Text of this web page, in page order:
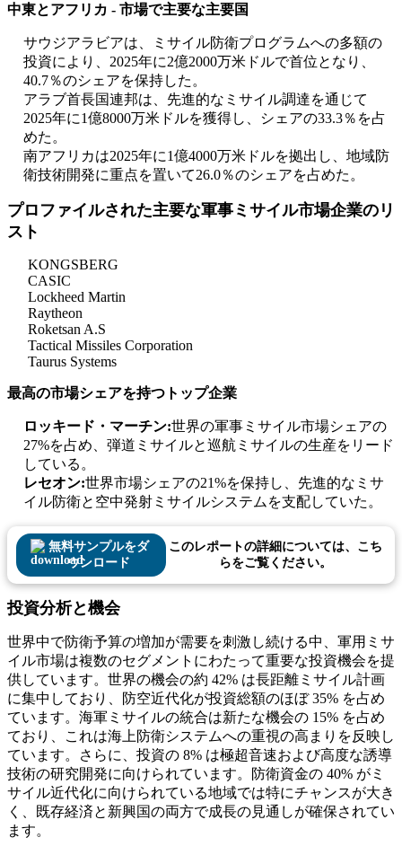
中東とアフリカ - 市場で主要な主要国
サウジアラビアは、ミサイル防衛プログラムへの多額の
投資により、2025年に2億2000万米ドルで首位となり、
40.7％のシェアを保持した。
アラブ首長国連邦は、先進的なミサイル調達を通じて
2025年に1億8000万米ドルを獲得し、シェアの33.3％を占
めた。
南アフリカは2025年に1億4000万米ドルを拠出し、地域防
衛技術開発に重点を置いて26.0％のシェアを占めた。
プロファイルされた主要な軍事ミサイル市場企業のリ
スト
KONGSBERG
CASIC
Lockheed Martin
Raytheon
Roketsan A.S
Tactical Missiles Corporation
Taurus Systems
最高の市場シェアを持つトップ企業
ロッキード・マーチン:世界の軍事ミサイル市場シェアの
27%を占め、弾道ミサイルと巡航ミサイルの生産をリード
している。
レセオン:世界市場シェアの21%を保持し、先進的なミサ
イル防衛と空中発射ミサイルシステムを支配していた。
無料サンプルをダ
ウンロード
このレポートの詳細については、こち
らをご覧ください。
投資分析と機会
世界中で防衛予算の増加が需要を刺激し続ける中、軍用ミサ
イル市場は複数のセグメントにわたって重要な投資機会を提
供しています。世界の機会の約 42% は長距離ミサイル計画
に集中しており、防空近代化が投資総額のほぼ 35% を占め
ています。海軍ミサイルの統合は新たな機会の 15% を占め
ており、これは海上防衛システムへの重視の高まりを反映し
ています。さらに、投資の 8% は極超音速および高度な誘導
技術の研究開発に向けられています。防衛資金の 40% がミ
サイル近代化に向けられている地域では特にチャンスが大き
く、既存経済と新興国の両方で成長の見通しが確保されてい
ます。